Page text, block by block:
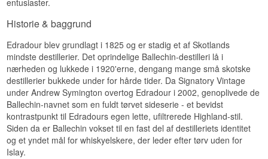
EAN nr.: 5021944123605
Smagsprofil
Røget · Frugtig · Frisk
Vidste du at?
Ballechin-navnet bruges kun til Edradours
tørvede aftapninger — den ikke-tørvede
kerneserie hedder simpelthen Edradour, selvom
Single Highland Malt 46%
Destilleri:Edradour Ballechin
Region/Land: Highland, Skotland
Type: Highland Single Malt Scotch Whisky
Alder: 10 år
ABV: 46 %
Størrelse: 70 CL
Destillationsmetode: Dobbeltdestilleret
EAN nr.: 5021944087846
Smagsprofil
entusiaster.
Historie & baggrund
Edradour blev grundlagt i 1825 og er stadig et af Skotlands
mindste destillerier. Det oprindelige Ballechin-destilleri lå i
nærheden og lukkede i 1920'erne, dengang mange små skotske
destillerier bukkede under for hårde tider. Da Signatory Vintage
under Andrew Symington overtog Edradour i 2002, genoplivede de
Ballechin-navnet som en fuldt tørvet sideserie - et bevidst
kontrastpunkt til Edradours egen lette, ufiltrerede Highland-stil.
Siden da er Ballechin vokset til en fast del af destilleriets identitet
og et yndet mål for whiskyelskere, der leder efter tørv uden for
Islay.